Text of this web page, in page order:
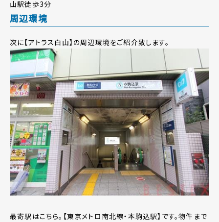
山駅徒歩3分
周辺環境
次に【アトラス白山】の周辺環境をご紹介致します。
最寄駅はこちら。【東京メトロ南北線・本駒込駅】です。物件まで